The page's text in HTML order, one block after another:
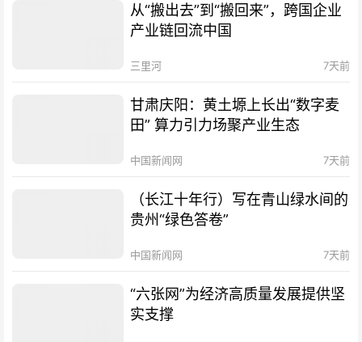
从“搬出去”到“搬回来”，跨国企业
产业链回流中国
三里河 7天前
甘肃庆阳：黄土塬上长出“数字麦
田” 算力引力场聚产业生态
中国新闻网 7天前
（长江十年行）写在青山绿水间的
贵州“绿色答卷”
中国新闻网 7天前
“六张网”为经济高质量发展提供坚
实支撑